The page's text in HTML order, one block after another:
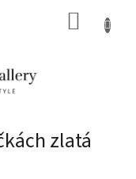
zlatá